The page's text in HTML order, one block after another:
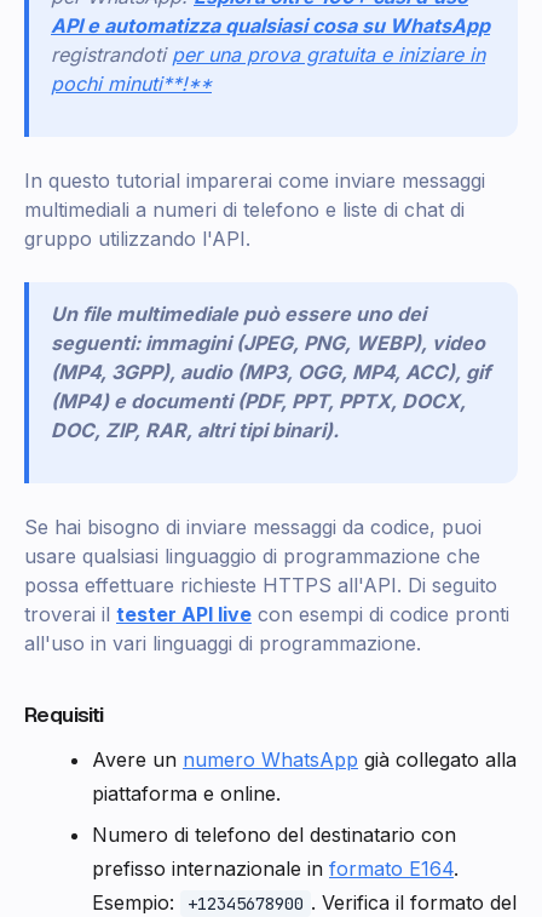
API e automatizza qualsiasi cosa su WhatsApp
registrandoti per una prova gratuita e iniziare in
pochi minuti**!**
In questo tutorial imparerai come inviare messaggi
multimediali a numeri di telefono e liste di chat di
gruppo utilizzando l'API.
Un file multimediale può essere uno dei
seguenti: immagini (JPEG, PNG, WEBP), video
(MP4, 3GPP), audio (MP3, OGG, MP4, ACC), gif
(MP4) e documenti (PDF, PPT, PPTX, DOCX,
DOC, ZIP, RAR, altri tipi binari).
Se hai bisogno di inviare messaggi da codice, puoi
usare qualsiasi linguaggio di programmazione che
possa effettuare richieste HTTPS all'API. Di seguito
troverai il tester API live con esempi di codice pronti
all'uso in vari linguaggi di programmazione.
Requisiti
Avere un numero WhatsApp già collegato alla
piattaforma e online.
Numero di telefono del destinatario con
prefisso internazionale in formato E164.
Esempio:
+12345678900 . Verifica il formato del